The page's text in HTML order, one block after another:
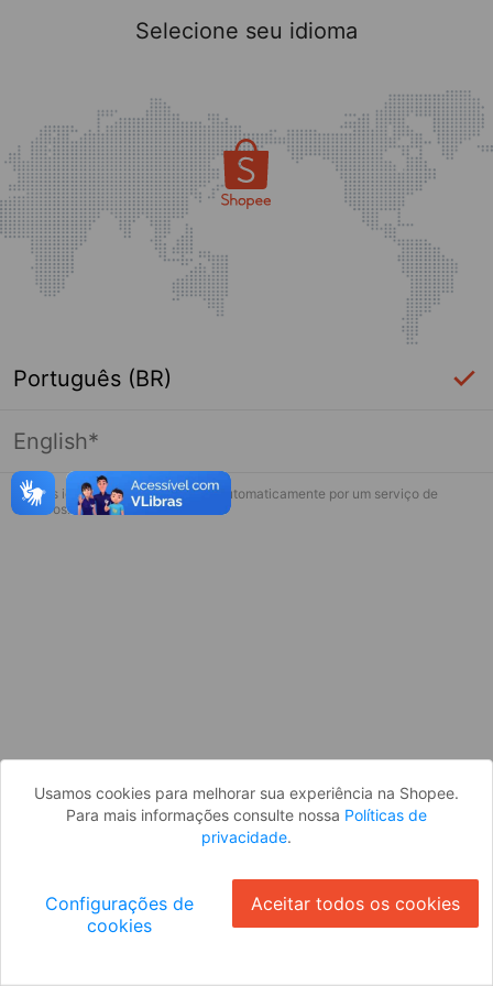
Página indisponível
Desculpe, algo deu errado. Faça login
Selecione seu idioma
Português (BR)
English*
* Esses idiomas serão traduzidos automaticamente por um serviço de
terceiros.
Usamos cookies para melhorar sua experiência na Shopee.
Para mais informações consulte nossa Políticas de
privacidade.
Configurações de
cookies
Aceitar todos os cookies